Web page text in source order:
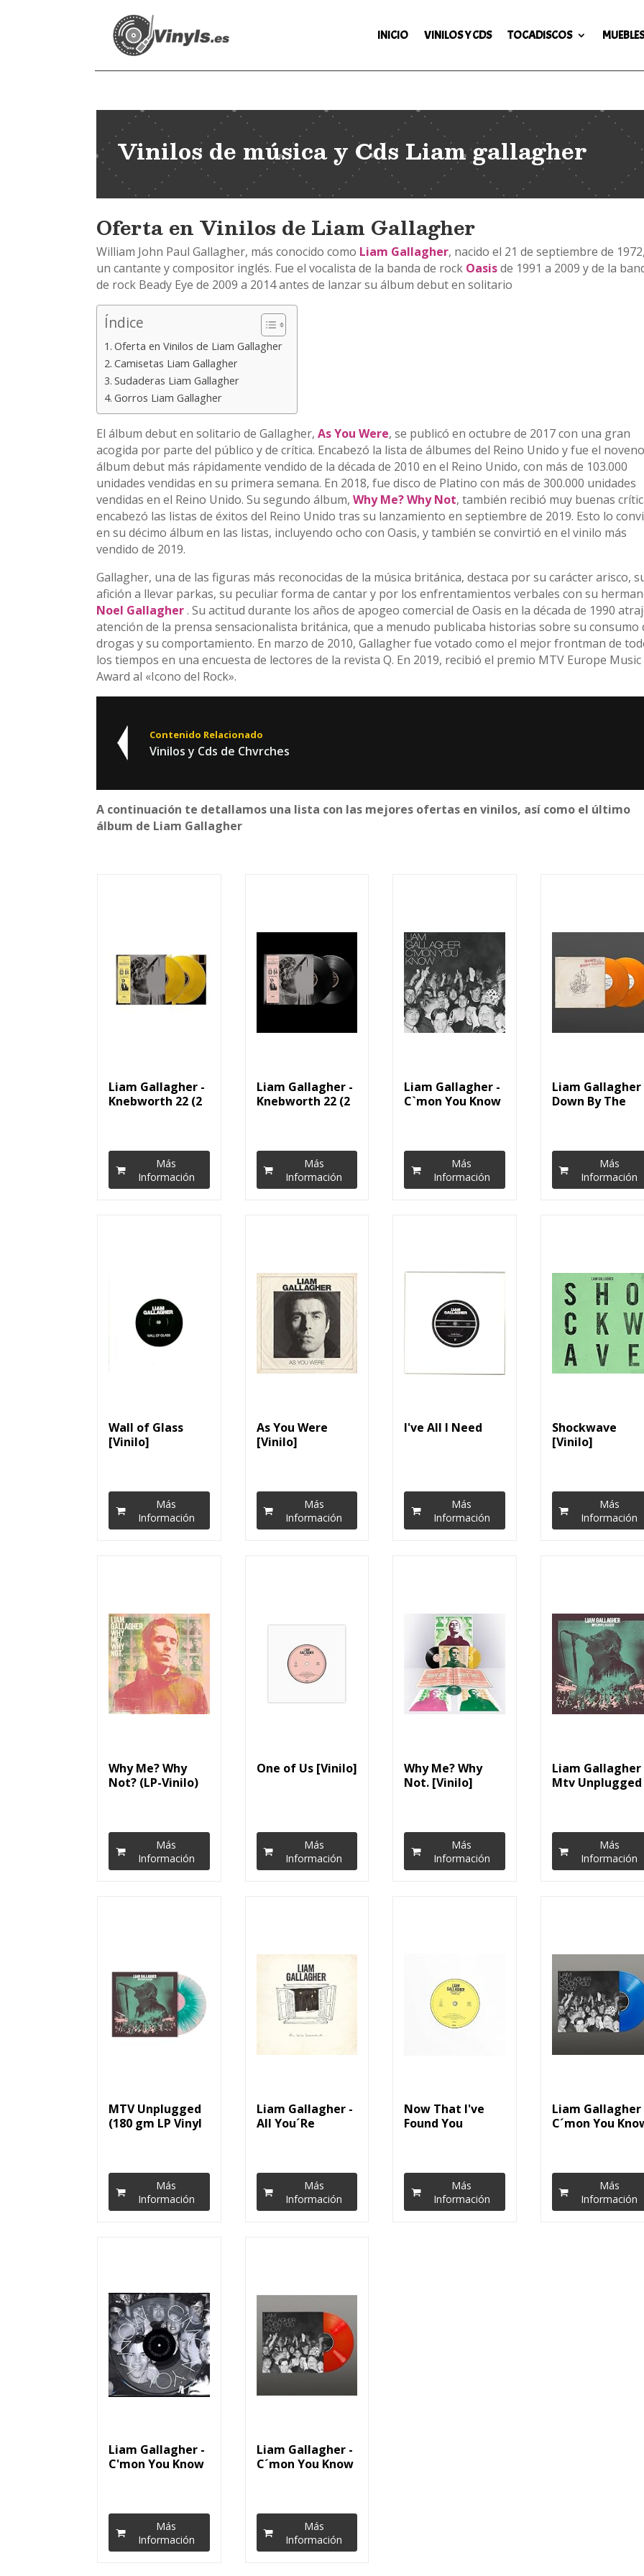
INICIO VINILOS Y CDS TOCADISCOS
Vinilos de música y Cds Liam gallagher
Oferta en Vinilos de Liam Gallagher
William John Paul Gallagher, más conocido como Liam Gallagher, nacido el 21 de septiembre de
un cantante y compositor inglés. Fue el vocalista de la banda de rock Oasisde 1991 a 2009 y de la
de rock Beady Eye de 2009 a 2014 antes de lanzar su álbum debut en solitario
Índice
Oferta en Vinilos de Liam Gallagher
Camisetas Liam Gallagher
Sudaderas Liam Gallagher
Gorros Liam Gallagher
El álbum debut en solitario de Gallagher,As You Were, se publicó en octubre de 2017 con una gran
acogida por parte del público y de crítica. Encabezó la lista de álbumes del Reino Unido y fue el
álbum debut más rápidamente vendido de la década de 2010 en el Reino Unido, con más de 103.000
unidades vendidas en su primera semana. En 2018, fue disco de Platino con más de 300.000 unidades
vendidas en el Reino Unido. Su segundo álbum,Why Me? Why Not, también recibió muy buenas
encabezó las listas de éxitos del Reino Unido tras su lanzamiento en septiembre de 2019. Esto lo
en su décimo álbum en las listas, incluyendo ocho con Oasis, y también se convirtió en el vinilo más
vendido de 2019.
Gallagher, una de las figuras más reconocidas de la música británica, destaca por su carácter arisco,
afición a llevar parkas, su peculiar forma de cantar y por los enfrentamientos verbales con su
Noel Gallagher. Su actitud durante los años de apogeo comercial de Oasis en la década de 1990
atención de la prensa sensacionalista británica, que a menudo publicaba historias sobre su consumo
drogas y su comportamiento. En marzo de 2010, Gallagher fue votado como el mejor frontman de
los tiempos en una encuesta de lectores de la revista Q. En 2019, recibió el premio MTV Europe Music
Award al «Icono del Rock».
Contenido Relacionado
Vinilos y Cds de Chvrches
A continuación te detallamos una lista con las mejores ofertas en vinilos, así como el último
álbum de Liam Gallagher
Liam Gallagher -
Knebworth 22 (2
Más
Información
Liam Gallagher -
Knebworth 22 (2
Más
Información
Liam Gallagher -
C`mon You Know
Más
Información
Liam Gallagher
Down By The
Más
Información
Wall of Glass
[Vinilo]
Más
Información
As You Were
[Vinilo]
Más
Información
I've All I Need
Más
Información
Shockwave
[Vinilo]
Más
Información
Why Me? Why
Not? (LP-Vinilo)
Más
Información
One of Us [Vinilo]
Más
Información
Why Me? Why
Not. [Vinilo]
Más
Información
Liam Gallagher
Mtv Unplugged
Más
Información
MTV Unplugged
(180 gm LP Vinyl
Más
Información
Liam Gallagher -
All You´Re
Más
Información
Now That I've
Found You
Más
Información
Liam Gallagher
C´mon You
Más
Información
Liam Gallagher -
C'mon You Know
Más
Información
Liam Gallagher -
C´mon You Know
Más
Información